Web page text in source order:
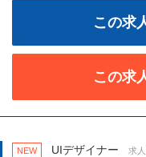
この求
この求
NEW UIデザイナー 求